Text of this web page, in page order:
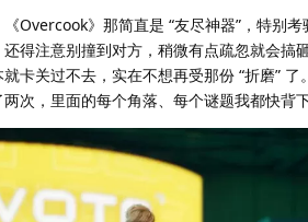
Overcook》那简直是 “友尽神器”，特别
得注意别撞到对方，稍微有点疏忽就会搞
卡关过不去，实在不想再受那份 “折磨”
次，里面的每个角落、每个谜题我都快背